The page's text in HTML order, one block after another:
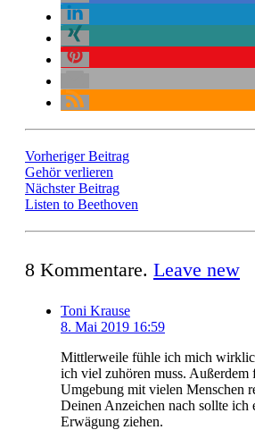
Vorheriger Beitrag
Gehör verlieren
Nächster Beitrag
Listen to Beethoven
8 Kommentare. Leave new
Toni Krause
8. Mai 2019 16:59
Mittlerweile fühle ich mich
ich viel zuhören muss. Außerdem
Umgebung mit vielen Menschen
Deinen Anzeichen nach sollte ich
Erwägung ziehen.